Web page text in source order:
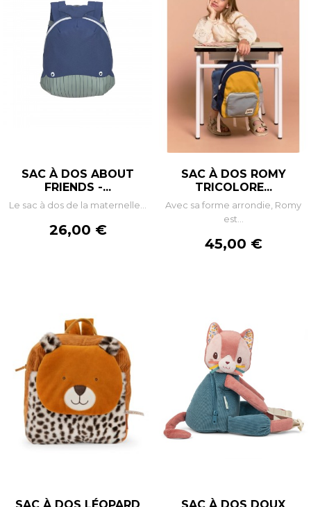
SAC À DOS ABOUT
FRIENDS -...
Le sac à dos de la maternelle...
Prix
26,00 €
SAC À DOS ROMY
TRICOLORE...
Avec sa forme arrondie, Romy
est...
Prix
45,00 €